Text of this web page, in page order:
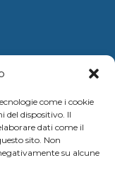
come i cookie
del dispositivo. Il
dati come il
sito. Non
su alcune